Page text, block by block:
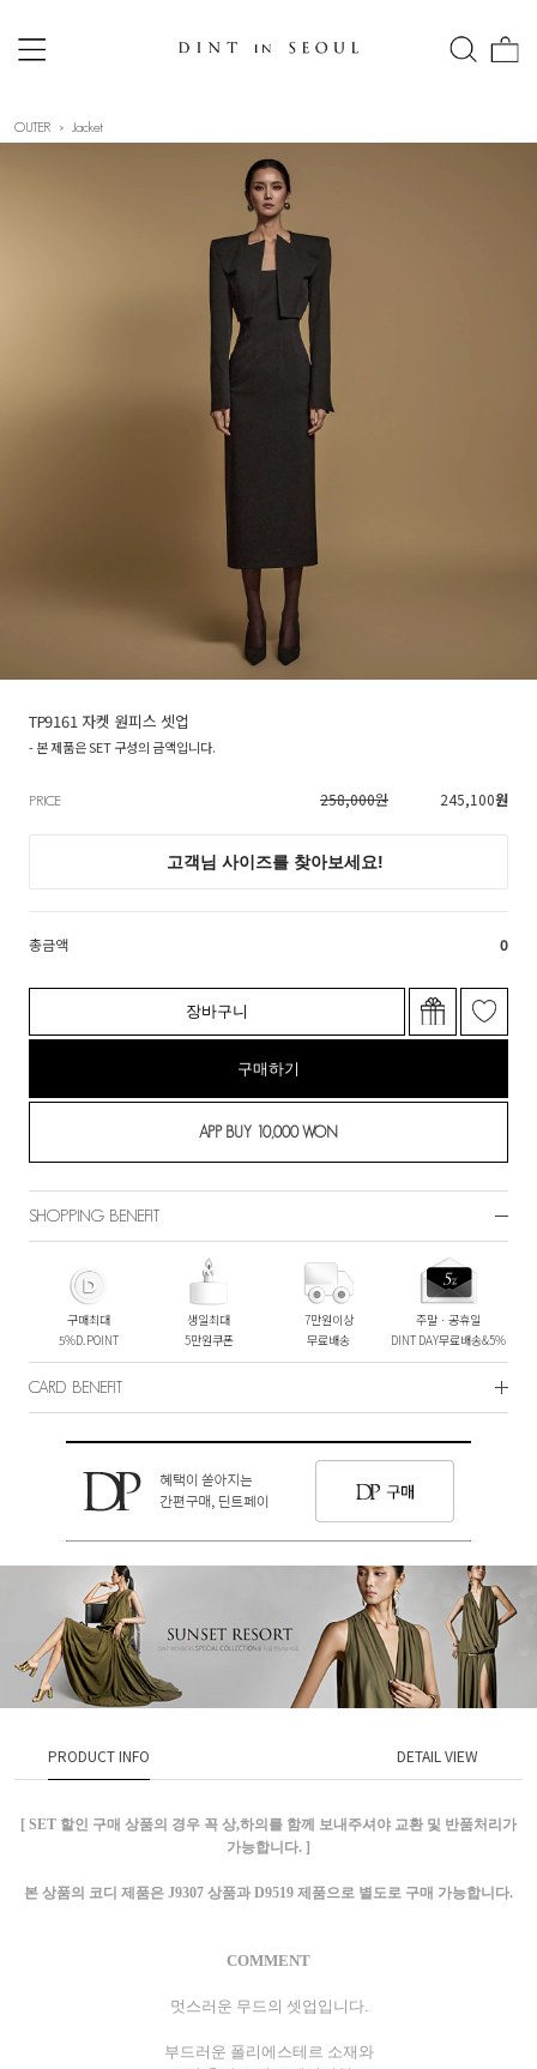
OUTER Jacket
TP9161 자켓 원피스 셋업
- 본 제품은 SET 구성의 금액입니다.
PRICE 258,000원 245,100원
총금액 0
장바구니
구매하기
SHOPPING BENEFIT
구매최대
5%D.POINT
생일최대
5만원쿠폰
7만원이상
무료배송
주말ㆍ공휴일
DINT DAY무료배송&5%
CARD BENEFIT
PRODUCT INFO DETAIL VIEW
[ SET 할인 구매 상품의 경우 꼭 상,하의를 함께 보내주셔야 교환 및 반품처리가
가능합니다. ]
본 상품의 코디 제품은 J9307 상품과 D9519 제품으로 별도로 구매 가능합니다.
COMMENT
멋스러운 무드의 셋업입니다.
부드러운 폴리에스테르 소재와